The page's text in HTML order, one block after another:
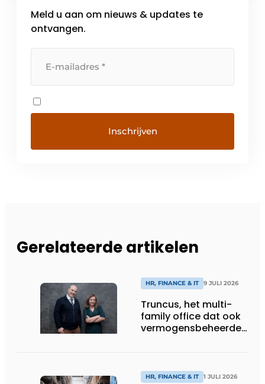
Meld u aan om nieuws & updates te
ontvangen.
Gerelateerde artikelen
HR, FINANCE & IT 9 JULI 2026
Truncus, het multi-
family office dat ook
vermogensbeheerder
HR, FINANCE & IT 1 JULI 2026